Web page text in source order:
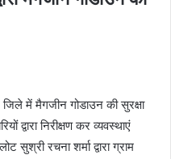
में मैगजीन गोडाउन की सुरक्षा
द्वारा निरीक्षण कर व्यवस्थाएं
रचना शर्मा द्वारा ग्राम